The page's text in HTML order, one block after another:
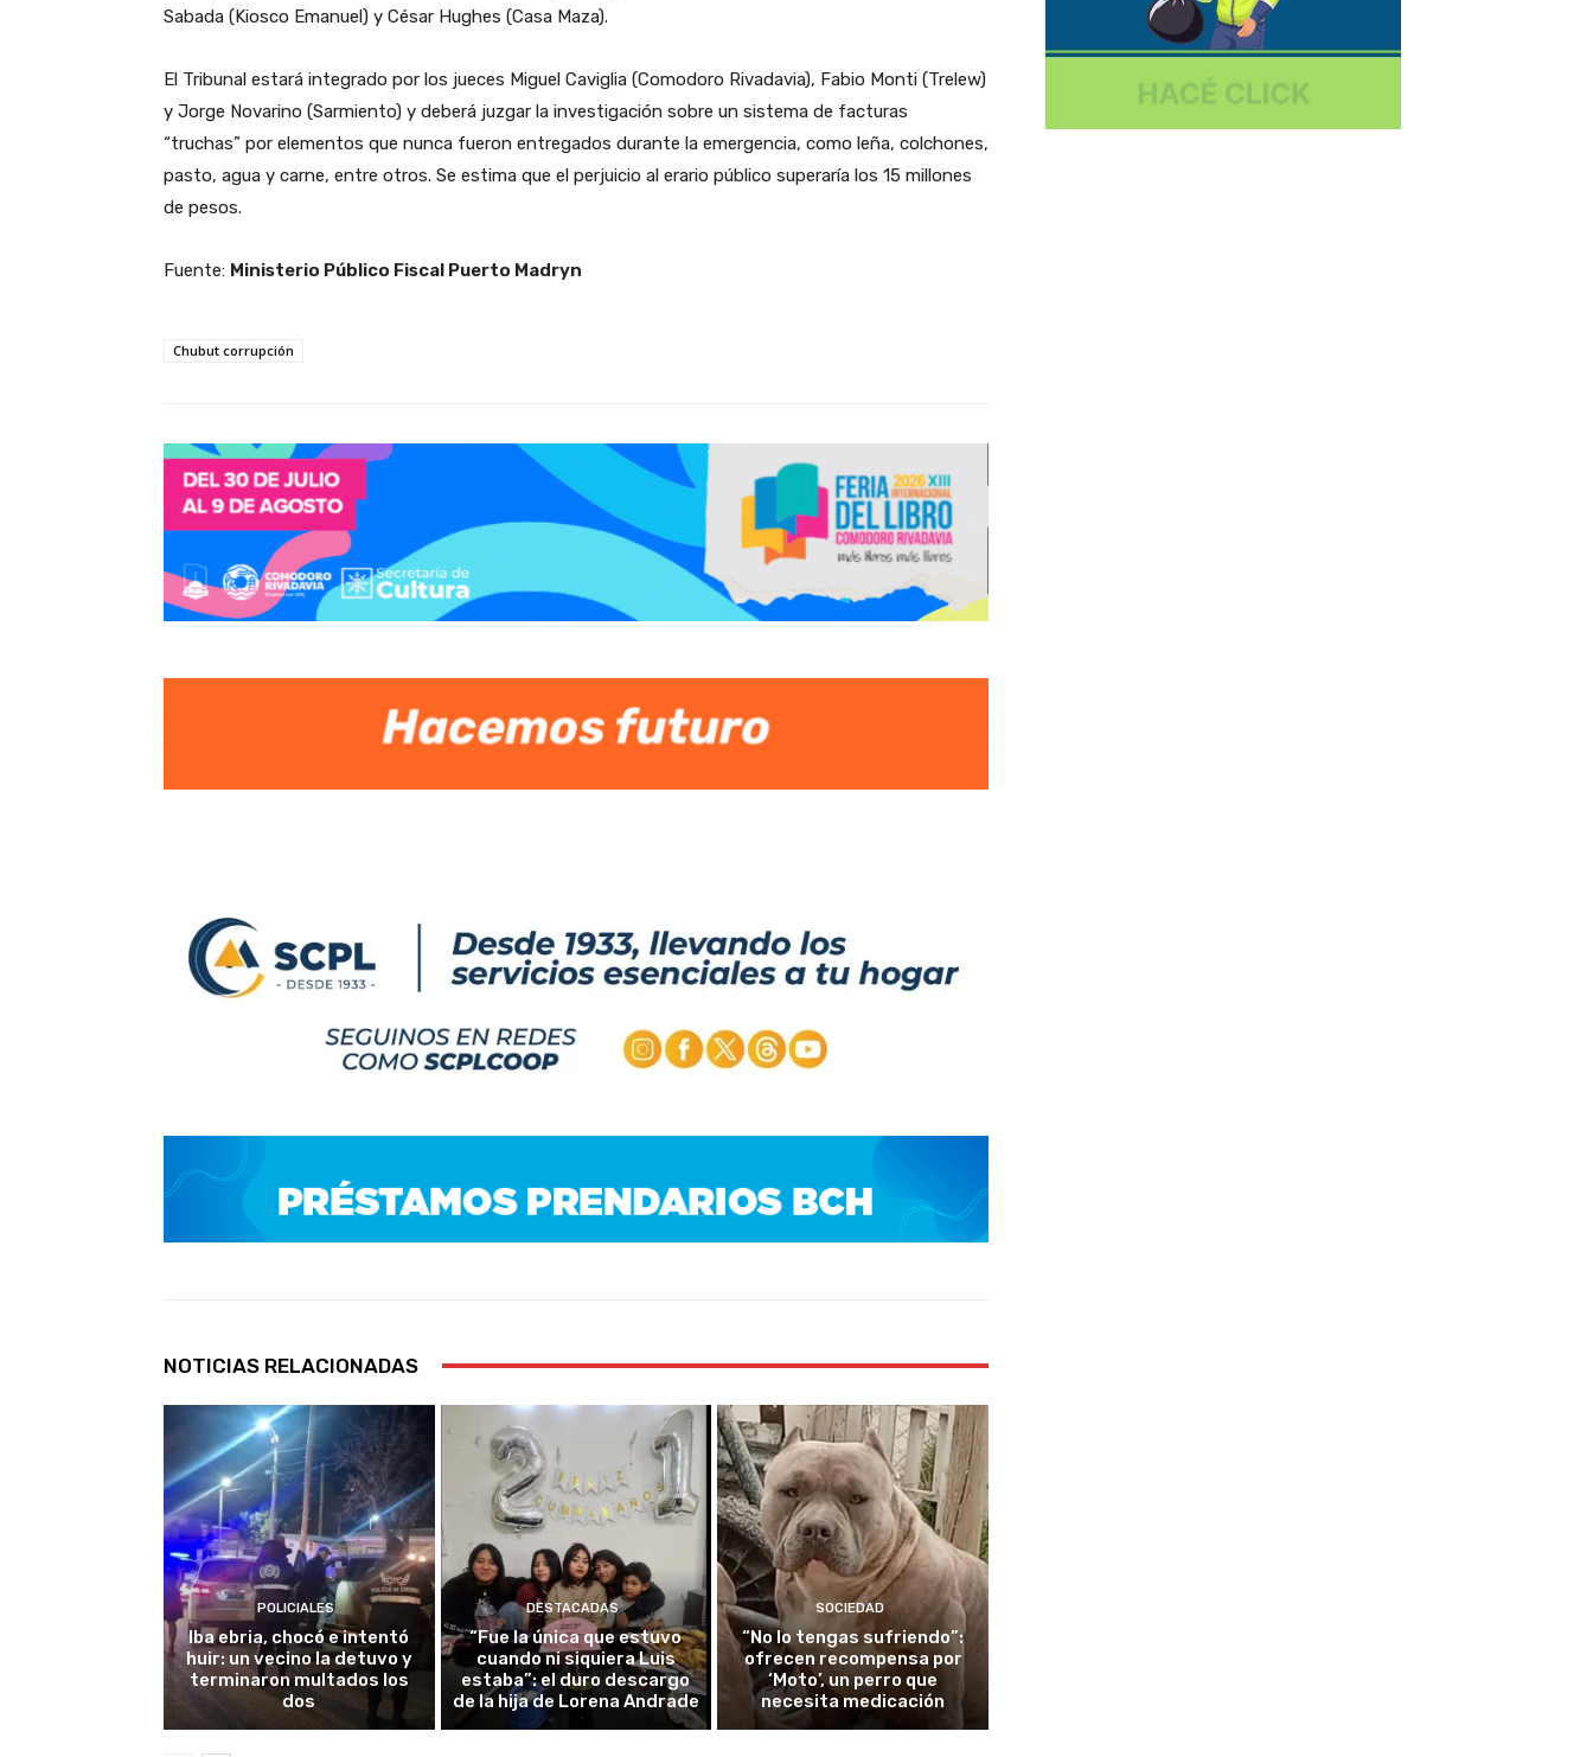
Sabada (Kiosco Emanuel) y César Hughes (Casa Maza).
El Tribunal estará integrado por los jueces Miguel Caviglia (Comodoro Rivadavia), Fabio Monti (Trelew)
y Jorge Novarino (Sarmiento) y deberá juzgar la investigación sobre un sistema de facturas
“truchas” por elementos que nunca fueron entregados durante la emergencia, como leña, colchones,
pasto, agua y carne, entre otros. Se estima que el perjuicio al erario público superaría los 15 millones
de pesos.
Fuente: Ministerio Público Fiscal Puerto Madryn
Chubut corrupción
NOTICIAS RELACIONADAS
POLICIALES
Iba ebria, chocó e intentó
huir: un vecino la detuvo y
terminaron multados los
dos
DESTACADAS
“Fue la única que estuvo
cuando ni siquiera Luis
estaba”: el duro descargo
de la hija de Lorena Andrade
SOCIEDAD
“No lo tengas sufriendo”:
ofrecen recompensa por
‘Moto’, un perro que
necesita medicación